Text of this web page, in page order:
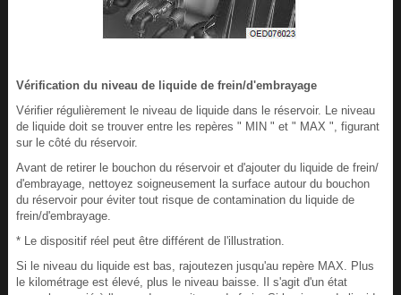
Vérification du niveau de liquide de frein/d'embrayage
Vérifier régulièrement le niveau de liquide dans le réservoir. Le niveau
de liquide doit se trouver entre les repères " MIN " et " MAX ", figurant
sur le côté du réservoir.
Avant de retirer le bouchon du réservoir et d'ajouter du liquide de frein/
d'embrayage, nettoyez soigneusement la surface autour du bouchon
du réservoir pour éviter tout risque de contamination du liquide de
frein/d'embrayage.
* Le dispositif réel peut être différent de l'illustration.
Si le niveau du liquide est bas, rajoutezen jusqu'au repère MAX. Plus
le kilométrage est élevé, plus le niveau baisse. Il s'agit d'un état